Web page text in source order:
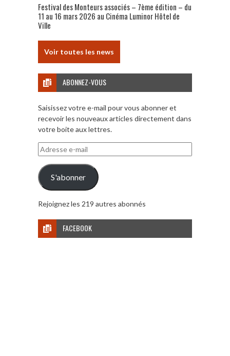
Festival des Monteurs associés – 7ème édition – du
11 au 16 mars 2026 au Cinéma Luminor Hôtel de
Ville
Voir toutes les news
ABONNEZ-VOUS
Saisissez votre e-mail pour vous abonner et
recevoir les nouveaux articles directement dans
votre boite aux lettres.
Adresse
e-
mail
S'abonner
Rejoignez les 219 autres abonnés
FACEBOOK